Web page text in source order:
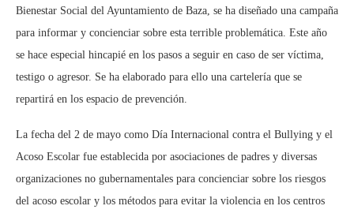
Bienestar Social del Ayuntamiento de Baza, se ha diseñado una campaña
para informar y concienciar sobre esta terrible problemática. Este año
se hace especial hincapié en los pasos a seguir en caso de ser víctima,
testigo o agresor. Se ha elaborado para ello una cartelería que se
repartirá en los espacio de prevención.
La fecha del 2 de mayo como Día Internacional contra el Bullying y el
Acoso Escolar fue establecida por asociaciones de padres y diversas
organizaciones no gubernamentales para concienciar sobre los riesgos
del acoso escolar y los métodos para evitar la violencia en los centros